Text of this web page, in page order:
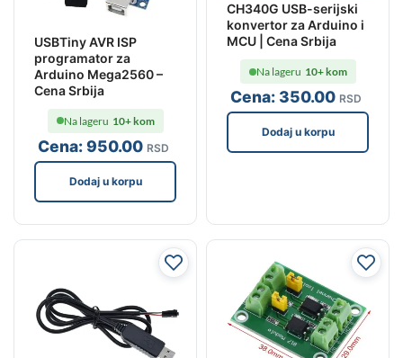
USBTiny AVR ISP
programator za
Arduino Mega2560 –
Cena Srbija
Cena:950.00 RSD
Na lageru 10+ kom
Dodaj u korpu
CH340G USB-serijski
konvertor za Arduino i
MCU | Cena Srbija
Cena:350.00 RSD
Na lageru 10+ kom
Dodaj u korpu